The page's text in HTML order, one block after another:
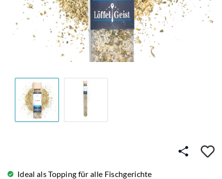
Ideal als Topping für alle Fischgerichte